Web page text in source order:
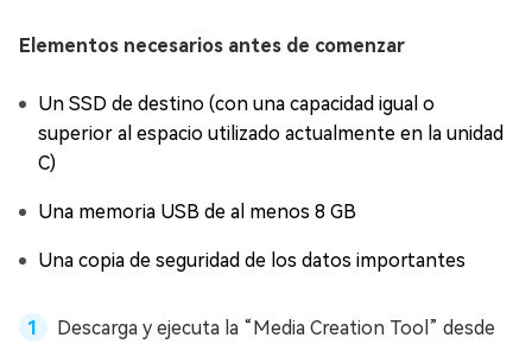
Elementos necesarios antes de comenzar
Un SSD de destino (con una capacidad igual o
superior al espacio utilizado actualmente en la unidad
C)
Una memoria USB de al menos 8 GB
Una copia de seguridad de los datos importantes
Descarga y ejecuta la “Media Creation Tool” desde